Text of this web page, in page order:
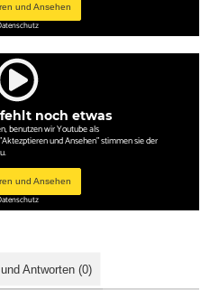
und Ansehen
noch etwas
benutzen wir Youtube als
und Ansehen" stimmen sie der
und Ansehen
Antworten (0)